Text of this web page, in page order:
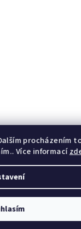
procházením
Více informací